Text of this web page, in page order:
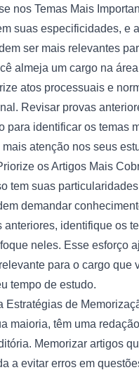
nos Temas Mais
suas especificidades, e
ser mais relevantes
almeja um cargo na
atos processuais e
Revisar provas
para identificar os temas
atenção nos seus
os Artigos Mais
tem suas
demandar
anteriores, identifique os
neles. Esse esforço
para o cargo que
tempo de estudo.
Estratégias de
maioria, têm uma
Memorizar artigos
a evitar erros em